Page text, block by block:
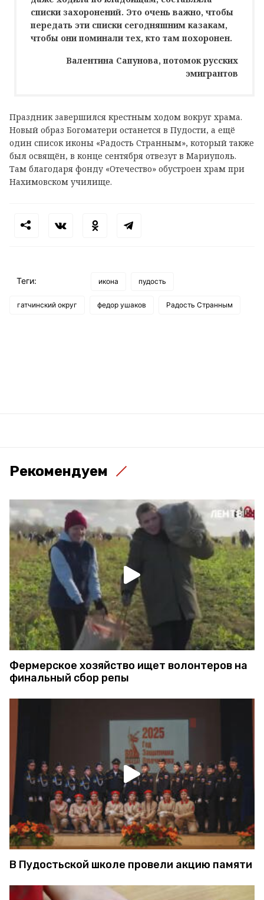
списки захоронений. Это очень важно, чтобы
передать эти списки сегодняшним казакам,
чтобы они поминали тех, кто там похоронен.
Валентина Сапунова, потомок русских
эмигрантов
Праздник завершился крестным ходом вокруг храма.
Новый образ Богоматери останется в Пудости, а ещё
один список иконы «Радость Странным», который также
был освящён, в конце сентября отвезут в Мариуполь.
Там благодаря фонду «Отечество» обустроен храм при
Нахимовском училище.
Теги: икона пудость
гатчинский округ федор ушаков Радость Странным
Рекомендуем
Фермерское хозяйство ищет волонтеров на
финальный сбор репы
В Пудостьской школе провели акцию памяти